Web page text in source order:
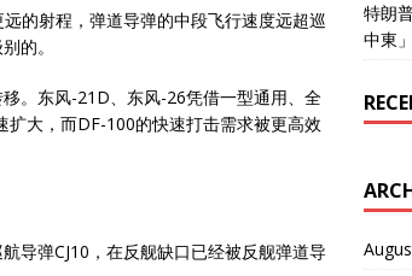
的射程，弹道导弹的中段飞行速度远超巡
的。
。东风-21D、东风-26凭借一型通用、全
大，而DF-100的快速打击需求被更高效
导弹CJ10，在反舰缺口已经被反舰弹道导
特朗
中東」